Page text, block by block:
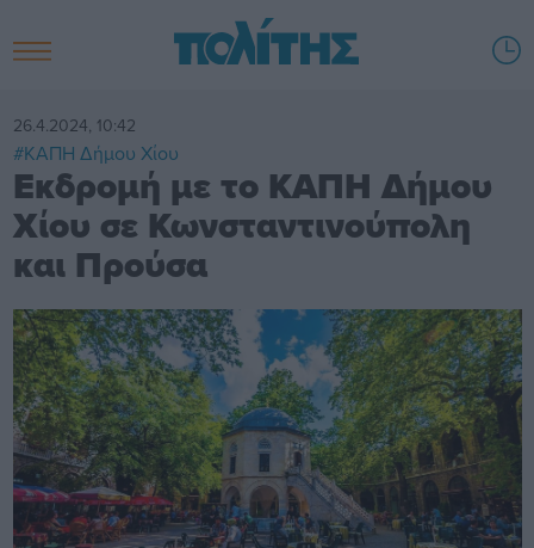
26.4.2024, 10:42
#ΚΑΠΗ Δήμου Χίου
Εκδρομή με το ΚΑΠΗ Δήμου
Χίου σε Κωνσταντινούπολη
και Προύσα